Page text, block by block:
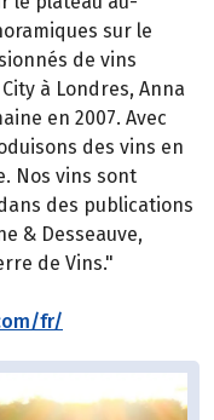
sur le
de vins
à Londres, Anna
en 2007. Avec
des vins en
Nos vins sont
des publications
& Desseauve,
de Vins."
fr/